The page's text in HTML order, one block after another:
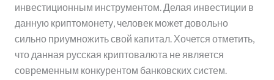
инвестиционным инструментом. Делая инвестиции в
данную криптомонету, человек может довольно
сильно приумножить свой капитал. Хочется отметить,
что данная русская криптовалюта не является
современным конкурентом банковских систем.